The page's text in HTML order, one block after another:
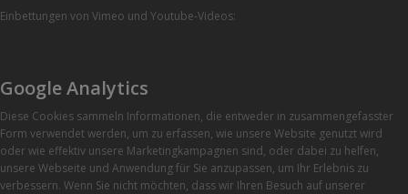
Einbettungen von Vimeo und Youtube-Videos:
Google Analytics
Diese Cookies sammeln Informationen, die entweder in zusammengefasster
Form verwendet werden, um zu erfassen, wie unsere Website genutzt wird
oder wie effektiv unsere Marketingkampagnen sind, oder dabei zu helfen,
unsere Webseite und Anwendung für Sie anzupassen, um Ihr Erlebnis zu
verbessern. Wenn Sie nicht möchten, dass wir Ihren Besuch auf unserer